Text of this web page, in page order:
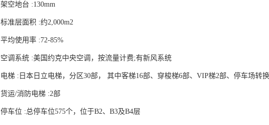
架空地台 :130mm
标准层面积 :约2,000m2
平均使用率 :72-85%
空调系统 :美国约克中央空调，按流量计费;有新风系统
电梯 :日本日立电梯，分区30部， 其中客梯16部、穿梭梯6部、VIP梯2部、停车场转
货运/消防电梯 :2部
停车位 :总停车位575个，位于B2、B3及B4层